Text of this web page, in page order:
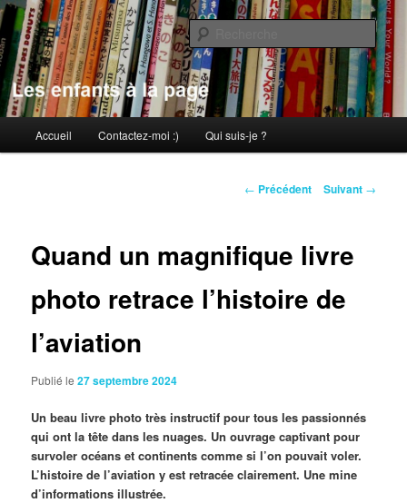
Aller
au
contenu
principalLes enfants à la page
principal
Accueil Contactez-moi :) Qui suis-je ?
Navigation
← Précédent Suivant →
Quand un magnifique livre
photo retrace l’histoire de
l’aviation
Publié le27 septembre 2024
Un beau livre photo très instructif pour tous les passionnés
qui ont la tête dans les nuages. Un ouvrage captivant pour
survoler océans et continents comme si l’on pouvait voler.
L’histoire de l’aviation y est retracée clairement. Une mine
d’informations illustrée.